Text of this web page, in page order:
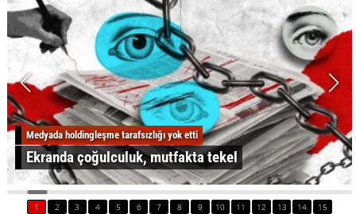
Medyada holdingleşme tarafsızlığı yok etti
Ekranda çoğulculuk, mutfakta tekel
1 2 3 4 5 6 7 8 9 10 11 12 13 14 15